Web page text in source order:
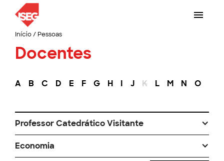
Início/ Pessoas
Docentes
A B C D E F G H I J K L M N O
Professor Catedrático Visitante
Economia